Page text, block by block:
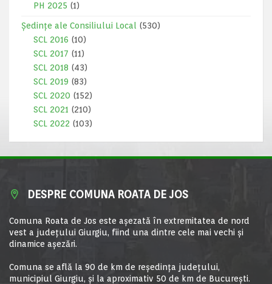
PH 2025 (1)
Ședințe ale Consiliului Local
(530)
SCL 2016 (10)
SCL 2017 (11)
SCL 2018 (43)
SCL 2019 (83)
SCL 2020 (152)
SCL 2021 (210)
SCL 2022 (103)
DESPRE COMUNA ROATA DE JOS
Comuna Roata de Jos este aşezată în extremitatea de nord
vest a judeţului Giurgiu, fiind una dintre cele mai vechi şi
dinamice aşezări.
Comuna se află la 90 de km de reşedinţa judeţului,
municipiul Giurgiu, şi la aproximativ 50 de km de Bucureşti.